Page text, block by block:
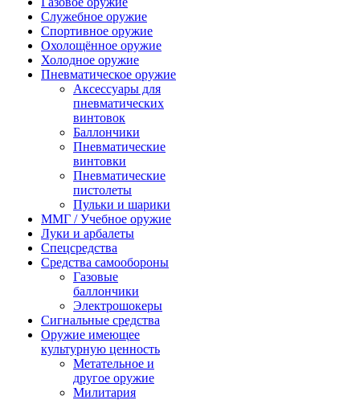
Служебное оружие
Спортивное оружие
Охолощённое оружие
Холодное оружие
Пневматическое оружие
Аксессуары для
пневматических
винтовок
Баллончики
Пневматические
винтовки
Пневматические
пистолеты
Пульки и шарики
ММГ / Учебное оружие
Луки и арбалеты
Спецсредства
Средства самообороны
Газовые
баллончики
Электрошокеры
Сигнальные средства
Оружие имеющее
культурную ценность
Метательное и
другое оружие
Милитария